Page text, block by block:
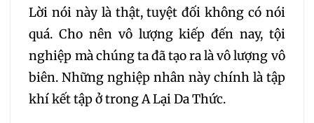
343 344 345
346 347 348
349 350 351
Lời nói này là thật, tuyệt đối không có nói
quá. Cho nên vô lượng kiếp đến nay, tội
nghiệp mà chúng ta đã tạo ra là vô lượng vô
biên. Những nghiệp nhân này chính là tập
khí kết tập ở trong A Lại Da Thức.